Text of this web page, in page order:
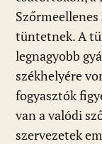
o
o
k
tüntetnek. A
legnagyobb
székhelyére
fogyasztók
van a valódi
szervezetek